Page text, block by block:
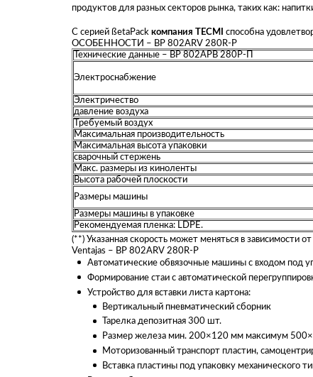
продуктов для разных секторов рынка, таких как:
С серией ßetaPack компания TECMI
способна
ОСОБЕННОСТИ – BP 802ARV 280R-P
Технические данные – ВР 802АРВ 280Р-П
Электроснабжение
Электричество
давление воздуха
Требуемый воздух
Максимальная производительность
Максимальная высота упаковки
сварочный стержень
Макс. размеры из киноленты
Высота рабочей плоскости
Размеры машины
Размеры машины в упаковке
Рекомендуемая пленка: LDPE.
(**) Указанная скорость может меняться в зависимости
Ventajas – BP 802ARV 280R-P
Автоматические обвязочные машины с входом под
Формирование стаи с автоматической
Устройство для вставки листа картона:
Вертикальный пневматический сборник
Тарелка депозитная 300 шт.
Размер железа мин. 200×120 мм максимум
Моторизованный транспорт пластин,
Вставка пластины под упаковку механического